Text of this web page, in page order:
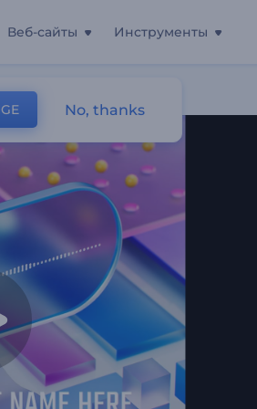
Веб-сайты Инструменты
No, thanks